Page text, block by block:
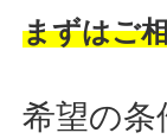
まずはご
希望の